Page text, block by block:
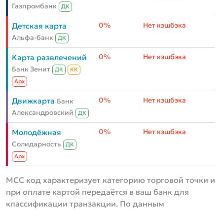
Газпромбанк ДК
Детская карта
Альфа-банк ДК
0% Нет кэшбэка
Карта развлечений
Банк Зенит ДК
КК
Aрх
0% Нет кэшбэка
Движкарта Банк
Александровский
ДК
0% Нет кэшбэка
Молодёжная
Солидарность
ДК
Aрх
0% Нет кэшбэка
MCC код характеризует категорию торговой точки и
при оплате картой передаётся в ваш банк для
классификации транзакции. По данным